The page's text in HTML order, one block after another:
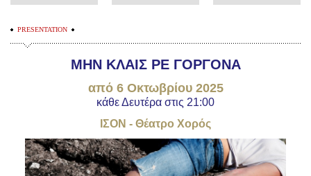
Sign up/Sign in
Search your order
Personal Data
Information
Είσοδος διαχειριστή
PRESENTATION
ΜΗΝ ΚΛΑΙΣ ΡΕ ΓΟΡΓΟΝΑ
από 6 Οκτωβρίου 2025
κάθε Δευτέρα στις 21:00
ΙΣΟΝ - Θέατρο Χορός